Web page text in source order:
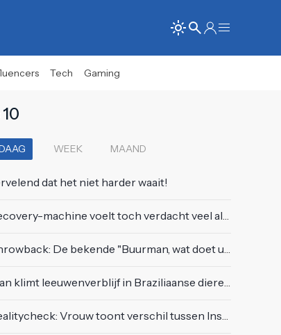
Tech Gaming
WEEK MAAND
dat het niet harder waait!
machine voelt toch verdacht veel als ander soort work-out
De bekende "Buurman, wat doet u nu?"-scène uit Flodder met Tatjana Šimić
klimt leeuwenverblijf in Braziliaanse dierentuin en overleeft het niet
Vrouw toont verschil tussen Insta-look en realiteit